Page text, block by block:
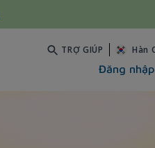
TRỢ GIÚP Hàn
Đăng nhập